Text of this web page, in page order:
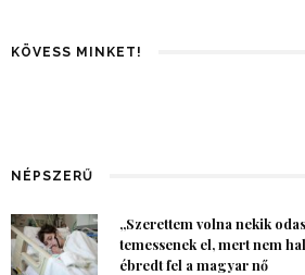
KÖVESS MINKET!
NÉPSZERŰ
„Szerettem volna nekik
temessenek el, mert nem
ébredt fel a magyar nő